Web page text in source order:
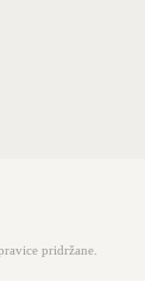
pridržane.